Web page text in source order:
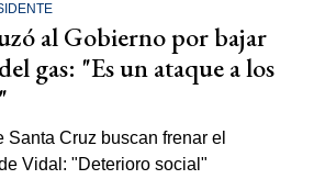
al Gobierno por bajar
gas: "Es un ataque a los